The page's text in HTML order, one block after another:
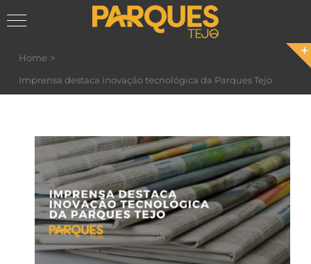
Skip
content
Home
Imprensa destaca inovação tecnológica da Parques Tejo